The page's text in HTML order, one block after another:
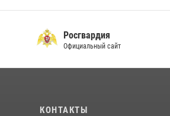
Росгвардия
Официальный сайт
КОНТАКТЫ